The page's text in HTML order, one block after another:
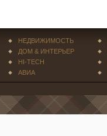
НЕДВИЖИМОСТЬ
ДОМ & ИНТЕРЬЕР
HI-TECH
АВИА